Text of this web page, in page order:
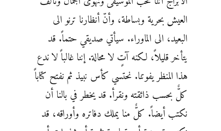
العيش بحرية وبساطة، وأنّ أنظارنا ترنو الى
البعيد، الى الماوراء. سيأتي صديقي حتماً. قد
يتأخر قليلاً، لكنه آتٍ لا محالة. إننا غالباً لا ندع
هذا المنظر يفوتنا. نحتسي كأس نبيذ ثم نفتح كتاباً
كلٌّ بحسب ذائقته ونقرأ. قد يخطر في بالنا أن
نكتب أيضاً. كلٌّ منا يملك دفاتره وأوراقه، قد